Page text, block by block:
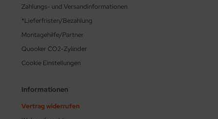
Zahlungs- und Versandinformationen
*Lieferfristen/Bezahlung
Montagehilfe/Partner
Quooker CO2-Zylinder
Cookie Einstellungen
Informationen
Vertrag widerrufen